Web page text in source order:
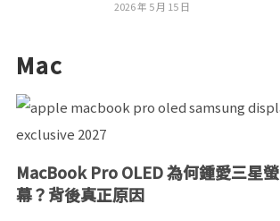
2026 年 5 月 15 日
Mac
MacBook Pro OLED 為何鍾愛三星螢
幕？背後真正原因